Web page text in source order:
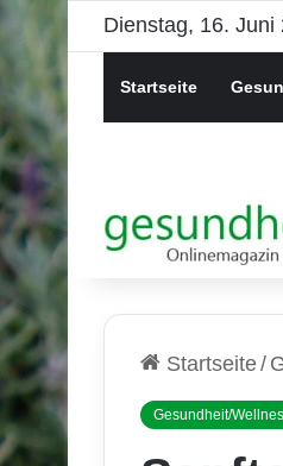
Dienstag, 16. Juni
Startseite
Startseite/
Gesundheit/